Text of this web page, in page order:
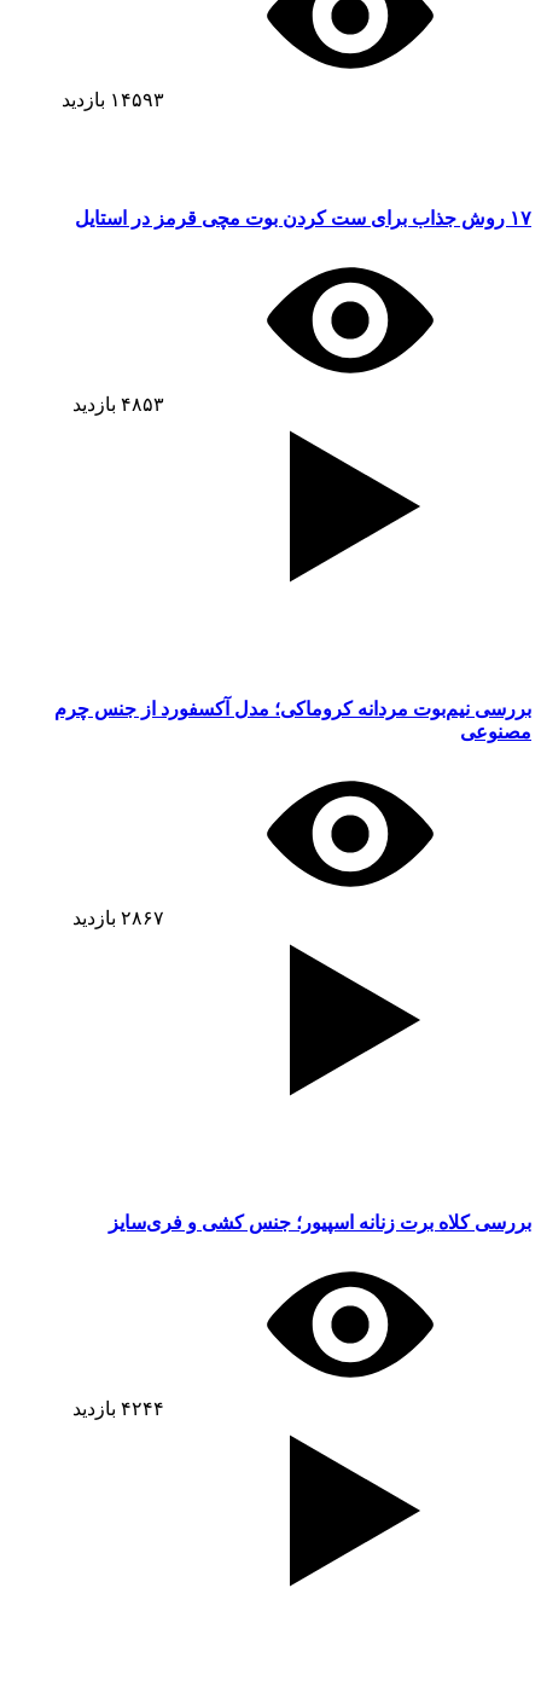
۱۴۵۹۳ بازدید
۱۷ روش جذاب برای ست کردن بوت مچی قرمز در استایل
۴۸۵۳ بازدید
بررسی نیم‌بوت مردانه کروماکی؛ مدل آکسفورد از جنس چرم
مصنوعی
۲۸۶۷ بازدید
بررسی کلاه برت زنانه اسپیور؛ جنس کشی و فری‌سایز
۴۲۴۴ بازدید